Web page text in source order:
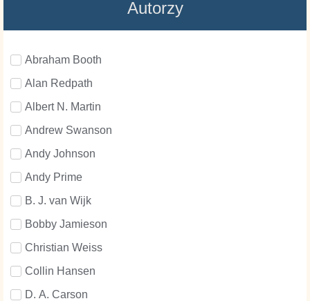
Autorzy
Abraham Booth
Alan Redpath
Albert N. Martin
Andrew Swanson
Andy Johnson
Andy Prime
B. J. van Wijk
Bobby Jamieson
Christian Weiss
Collin Hansen
D. A. Carson